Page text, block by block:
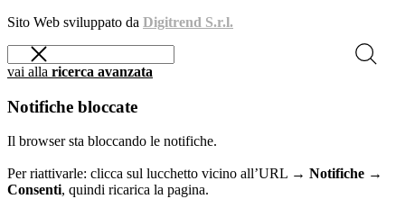
Sito Web sviluppato da Digitrend S.r.l.
vai alla ricerca avanzata
Notifiche bloccate
Il browser sta bloccando le notifiche.
Per riattivarle: clicca sul lucchetto vicino all’URL → Notifiche →
Consenti, quindi ricarica la pagina.